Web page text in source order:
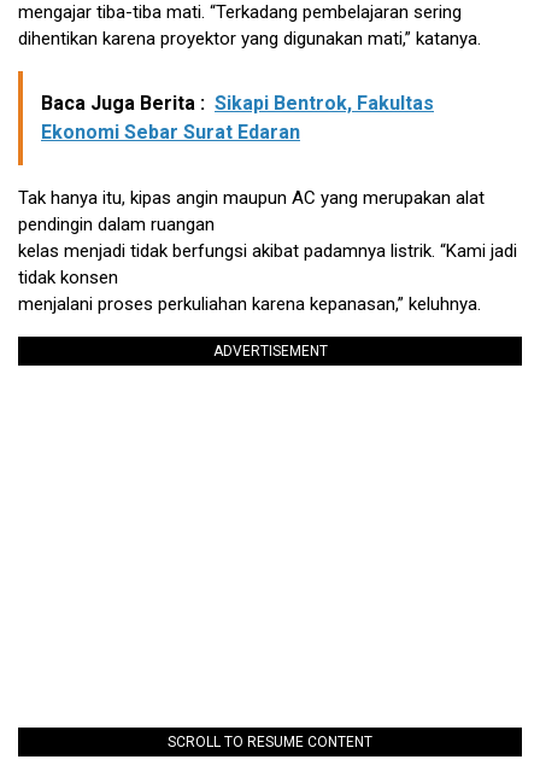
mengajar tiba-tiba mati. “Terkadang pembelajaran sering
dihentikan karena proyektor yang digunakan mati,” katanya.
Baca Juga Berita : Sikapi Bentrok, Fakultas
Ekonomi Sebar Surat Edaran
Tak hanya itu, kipas angin maupun AC yang merupakan alat
pendingin dalam ruangan
kelas menjadi tidak berfungsi akibat padamnya listrik. “Kami jadi
tidak konsen
menjalani proses perkuliahan karena kepanasan,” keluhnya.
ADVERTISEMENT
SCROLL TO RESUME CONTENT